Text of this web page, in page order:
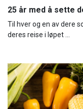
25 år med å sette
Til hver og en av dere
deres reise i løpet ...